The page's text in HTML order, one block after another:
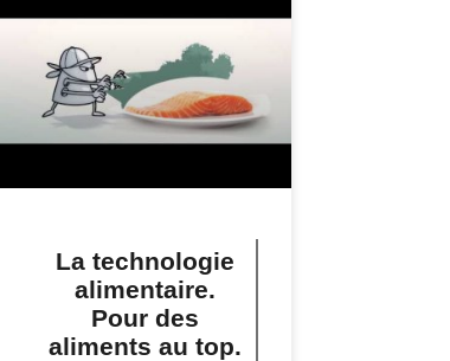
La technologie
alimentaire.
Pour des
aliments au top.